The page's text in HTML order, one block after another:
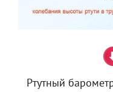
Ртутный